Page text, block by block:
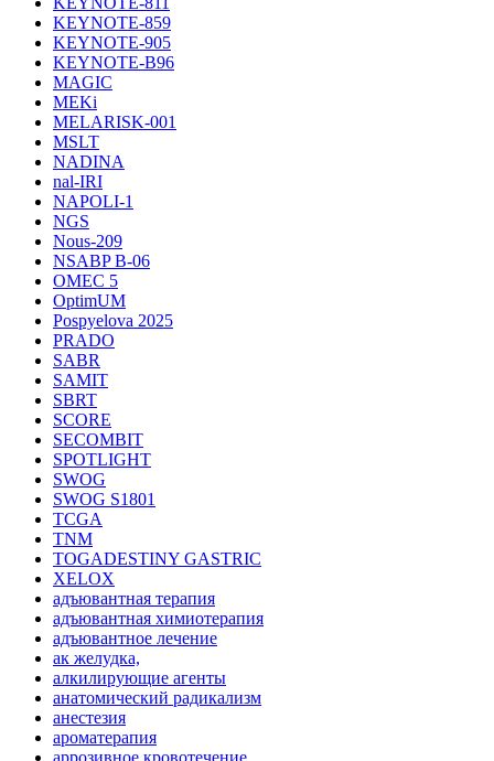
KEYNOTE-859
KEYNOTE-905
KEYNOTE-B96
MAGIC
MEKi
MELARISK-001
MSLT
NADINA
nal-IRI
NAPOLI-1
NGS
Nous-209
NSABP B-06
OMEC 5
OptimUM
Pospyelova 2025
PRADO
SABR
SAMIT
SBRT
SCORE
SECOMBIT
SPOTLIGHT
SWOG
SWOG S1801
TCGA
TNM
TOGADESTINY GASTRIC
XELOX
адъювантная терапия
адъювантная химиотерапия
адъювантное лечение
ак желудка,
алкилирующие агенты
анатомический радикализм
анестезия
ароматерапия
аррозивное кровотечение